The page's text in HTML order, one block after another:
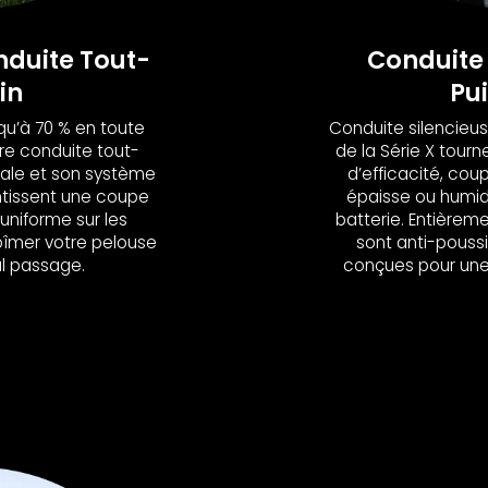
Tout-
70 % en toute
conduite tout-
et son système
une coupe
sur les
votre pelouse
passage.
Conduite
Conduite
de la Série X
d’efficacité,
épaisse ou
batterie.
sont anti-
conçues pour